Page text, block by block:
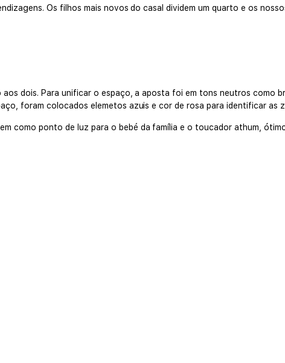
Os filhos mais novos do casal dividem um quarto e os
dois. Para unificar o espaço, a aposta foi em tons neutros como
foram colocados elemetos azuis e cor de rosa para identificar as
como ponto de luz para o bebé da família e o toucador athum,